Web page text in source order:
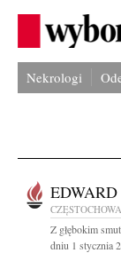
Nekrologi
CZĘSTOCHOWA
Z głębokim
dniu 1 stycznia